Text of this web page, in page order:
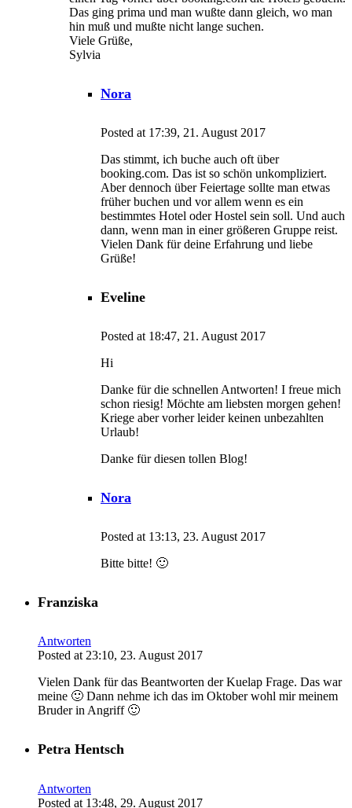
Das ging prima und man wußte dann gleich, wo man
hin muß und mußte nicht lange suchen.
Viele Grüße,
Sylvia
Nora
Posted at 17:39, 21. August 2017
Das stimmt, ich buche auch oft über
booking.com. Das ist so schön unkompliziert.
Aber dennoch über Feiertage sollte man etwas
früher buchen und vor allem wenn es ein
bestimmtes Hotel oder Hostel sein soll. Und auch
dann, wenn man in einer größeren Gruppe reist.
Vielen Dank für deine Erfahrung und liebe
Grüße!
Eveline
Posted at 18:47, 21. August 2017
Hi
Danke für die schnellen Antworten! I freue mich
schon riesig! Möchte am liebsten morgen gehen!
Kriege aber vorher leider keinen unbezahlten
Urlaub!
Danke für diesen tollen Blog!
Nora
Posted at 13:13, 23. August 2017
Bitte bitte! 🙂
Franziska
Antworten
Posted at 23:10, 23. August 2017
Vielen Dank für das Beantworten der Kuelap Frage. Das war
meine 🙂 Dann nehme ich das im Oktober wohl mir meinem
Bruder in Angriff 🙂
Petra Hentsch
Antworten
Posted at 13:48, 29. August 2017